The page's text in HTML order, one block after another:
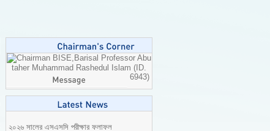
Professor Abu
taher Muhammad Rashedul Islam (ID.
6943)